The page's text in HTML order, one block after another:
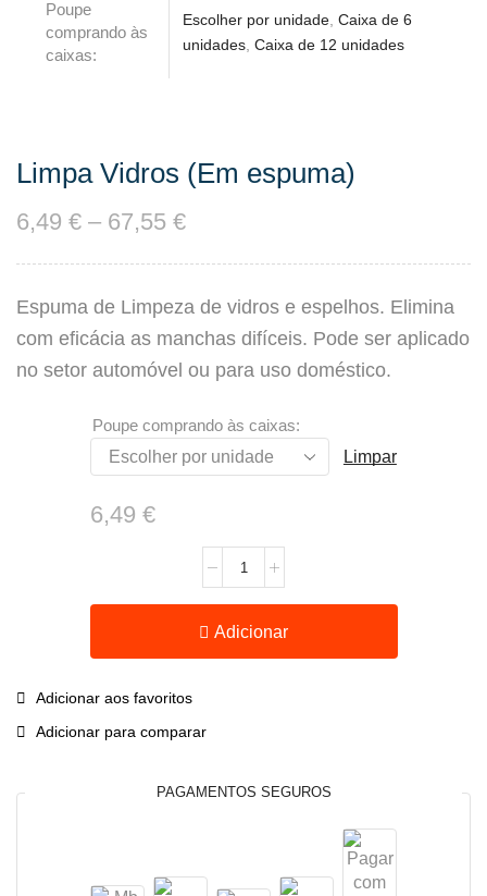
Poupe
comprando às
caixas:
Escolher por unidade, Caixa de 6
unidades, Caixa de 12 unidades
Limpa Vidros (Em espuma)
6,49 € – 67,55 €
Espuma de Limpeza de vidros e espelhos. Elimina
com eficácia as manchas difíceis. Pode ser aplicado
no setor automóvel ou para uso doméstico.
Poupe comprando às caixas:
Limpar
6,49 €
Adicionar
Adicionar aos favoritos
Adicionar para comparar
PAGAMENTOS SEGUROS